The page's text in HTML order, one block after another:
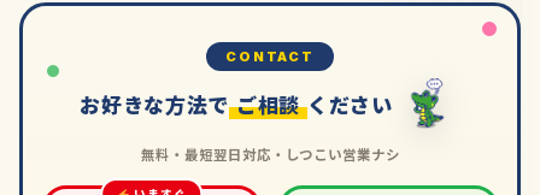
CONTACT
お好きな方法で ご相談 ください
無料・最短翌日対応・しつこい営業ナシ